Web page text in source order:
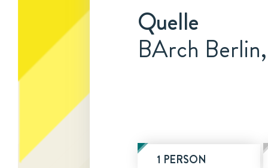
Quelle
BArch
1 PERSON